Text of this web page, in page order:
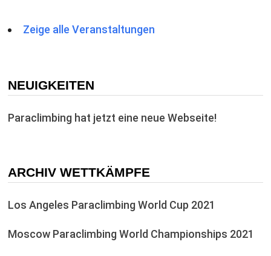
Zeige alle Veranstaltungen
NEUIGKEITEN
Paraclimbing hat jetzt eine neue Webseite!
ARCHIV WETTKÄMPFE
Los Angeles Paraclimbing World Cup 2021
Moscow Paraclimbing World Championships 2021